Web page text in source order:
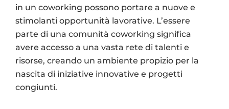
in un coworking possono portare a nuove e
stimolanti opportunità lavorative. L’essere
parte di una comunità coworking significa
avere accesso a una vasta rete di talenti e
risorse, creando un ambiente propizio per la
nascita di iniziative innovative e progetti
congiunti.